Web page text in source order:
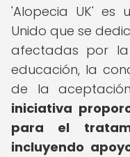
'Alopecia UK' es
Unido que se
afectadas por
educación, la
de la
iniciativa
para el
incluyendo